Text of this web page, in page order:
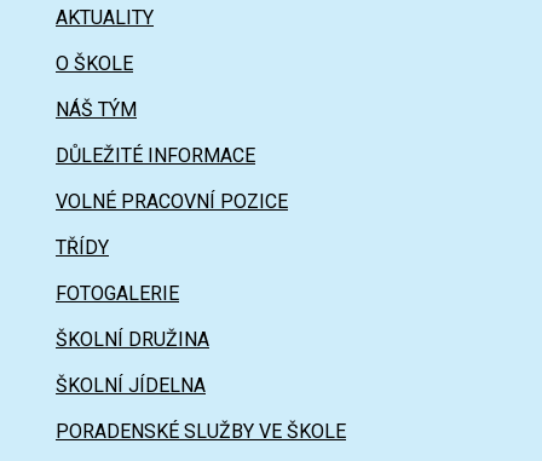
AKTUALITY
O ŠKOLE
NÁŠ TÝM
DŮLEŽITÉ INFORMACE
VOLNÉ PRACOVNÍ POZICE
TŘÍDY
FOTOGALERIE
ŠKOLNÍ DRUŽINA
ŠKOLNÍ JÍDELNA
PORADENSKÉ SLUŽBY VE ŠKOLE